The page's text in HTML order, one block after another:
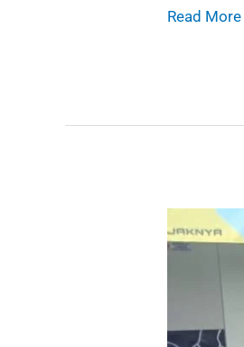
Read More
Logistik
Korban